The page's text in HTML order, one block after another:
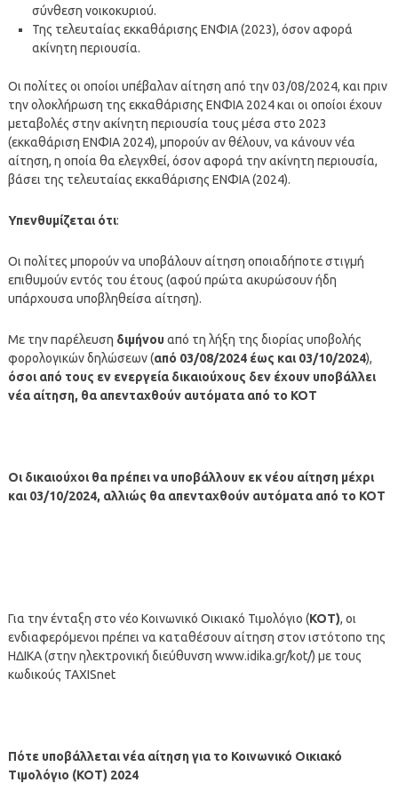
σύνθεση νοικοκυριού.
Της τελευταίας εκκαθάρισης ΕΝΦΙΑ (2023), όσον αφορά
ακίνητη περιουσία.
Οι πολίτες οι οποίοι υπέβαλαν αίτηση από την 03/08/2024, και πριν
την ολοκλήρωση της εκκαθάρισης ΕΝΦΙΑ 2024 και οι οποίοι έχουν
μεταβολές στην ακίνητη περιουσία τους μέσα στο 2023
(εκκαθάριση ΕΝΦΙΑ 2024), μπορούν αν θέλουν, να κάνουν νέα
αίτηση, η οποία θα ελεγχθεί, όσον αφορά την ακίνητη περιουσία,
βάσει της τελευταίας εκκαθάρισης ΕΝΦΙΑ (2024).
Υπενθυμίζεται ότι:
Οι πολίτες μπορούν να υποβάλουν αίτηση οποιαδήποτε στιγμή
επιθυμούν εντός του έτους (αφού πρώτα ακυρώσουν ήδη
υπάρχουσα υποβληθείσα αίτηση).
Με την παρέλευση διμήνουαπό τη λήξη της διορίας υποβολής
φορολογικών δηλώσεων (από 03/08/2024 έως και 03/10/2024),
όσοι από τους εν ενεργεία δικαιούχους δεν έχουν υποβάλλει
νέα αίτηση, θα απενταχθούν αυτόματα από το ΚΟΤ
Oι δικαιούχοι θα πρέπει να υποβάλλουν εκ νέου αίτηση μέχρι
και 03/10/2024, αλλιώς θα απενταχθούν αυτόματα από το ΚΟΤ
Για την ένταξη στο νέο Κοινωνικό Οικιακό Τιμολόγιο (ΚΟΤ), οι
ενδιαφερόμενοι πρέπει να καταθέσουν αίτηση στον ιστότοπο της
ΗΔΙΚΑ (στην ηλεκτρονική διεύθυνση www.idika.gr/kot/) με τους
κωδικούς TAXISnet
Πότε υποβάλλεται νέα αίτηση για το Κοινωνικό Οικιακό
Τιμολόγιο (ΚΟΤ) 2024